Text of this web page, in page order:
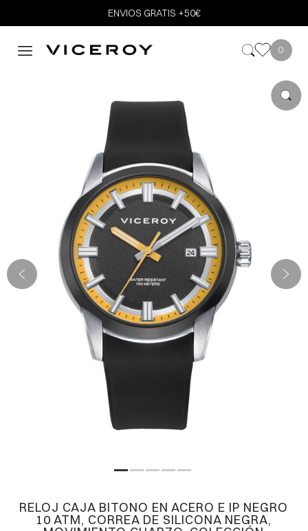
ENVIOS GRATIS +50€
0
RELOJ CAJA BITONO EN ACERO E IP NEGRO
10 ATM, CORREA DE SILICONA NEGRA,